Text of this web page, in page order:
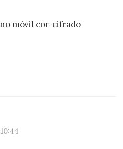
móvil con cifrado